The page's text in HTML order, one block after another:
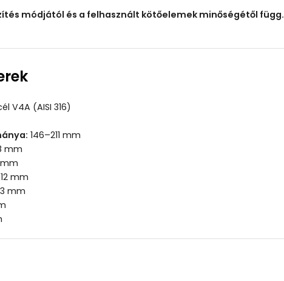
módjától és a felhasznált kötőelemek minőségétől függ.
V4A (AISI 316)
146–211 mm
mm
mm
mm
mm